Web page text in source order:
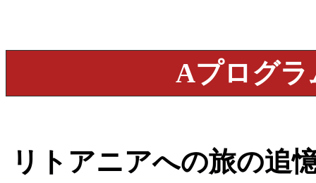
Aプログラ
リトアニアへの旅の追